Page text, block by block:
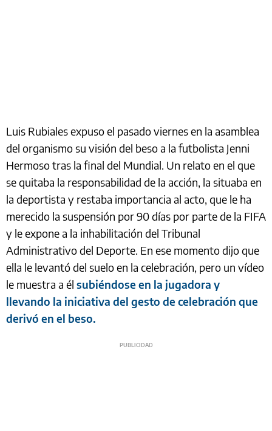
Luis Rubiales expuso el pasado viernes en la asamblea
del organismo su visión del beso a la futbolista Jenni
Hermoso tras la final del Mundial. Un relato en el que
se quitaba la responsabilidad de la acción, la situaba en
la deportista y restaba importancia al acto, que le ha
merecido la suspensión por 90 días por parte de la FIFA
y le expone a la inhabilitación del Tribunal
Administrativo del Deporte. En ese momento dijo que
ella le levantó del suelo en la celebración, pero un vídeo
le muestra a él subiéndose en la jugadora y
llevando la iniciativa del gesto de celebración que
derivó en el beso.